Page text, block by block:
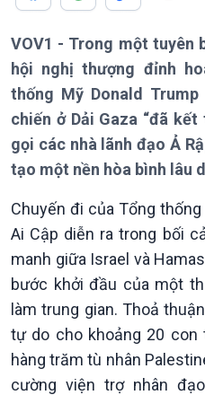
Giới thiệu
VOV1 - Trong một tuyên
hội nghị thượng đỉnh
thống Mỹ Donald
chiến ở Dải Gaza “đã
gọi các nhà lãnh đạo Ả
tạo một nền hòa bình lâu
Chuyến đi của Tổng
Ai Cập diễn ra trong bối
manh giữa Israel và
bước khởi đầu của một
làm trung gian. Thoả
tự do cho khoảng 20 con
hàng trăm tù nhân
cường viện trợ nhân